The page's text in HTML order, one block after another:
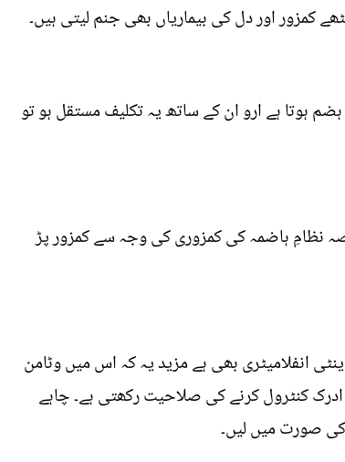
کمزور اور دل کی بیماریاں بھی جنم لیتی ہیں۔
ہوتا ہے ارو ان کے ساتھ یہ تکلیف مستقل ہو تو
نظامِ ہاضمہ کی کمزوری کی وجہ سے کمزور پڑ
انفلامیٹری بھی ہے مزید یہ کہ اس میں وٹامن
کنٹرول کرنے کی صلاحیت رکھتی ہے۔ چاہے
صورت میں لیں۔